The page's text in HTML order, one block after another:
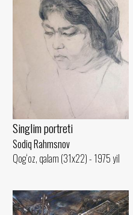
Singlim portreti
Sodiq Rahmsnov
Qog‘oz, qalam (31x22) - 1975 yil